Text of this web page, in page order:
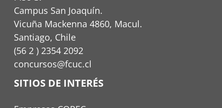
Campus San Joaquín.
Vicuña Mackenna 4860, Macul.
Santiago, Chile
(56 2 ) 2354 2092
concursos@fcuc.cl
SITIOS DE INTERÉS